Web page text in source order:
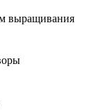
выращивания